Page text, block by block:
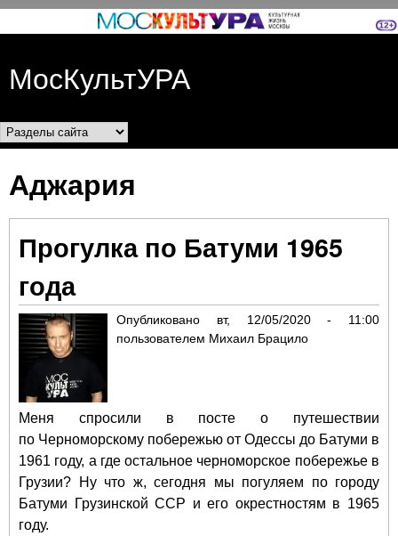
Перейти к основному
МосКультУРА
Разделы сайта
Аджария
Прогулка по Батуми 1965
года
Опубликовано вт, 12/05/2020 - 11:00
пользователем Михаил Брацило
Меня спросили в посте о путешествии
по Черноморскому побережью от Одессы до Батуми в
1961 году, а где остальное черноморское побережье в
Грузии? Ну что ж, сегодня мы погуляем по городу
Батуми Грузинской ССР и его окрестностям в 1965
году.